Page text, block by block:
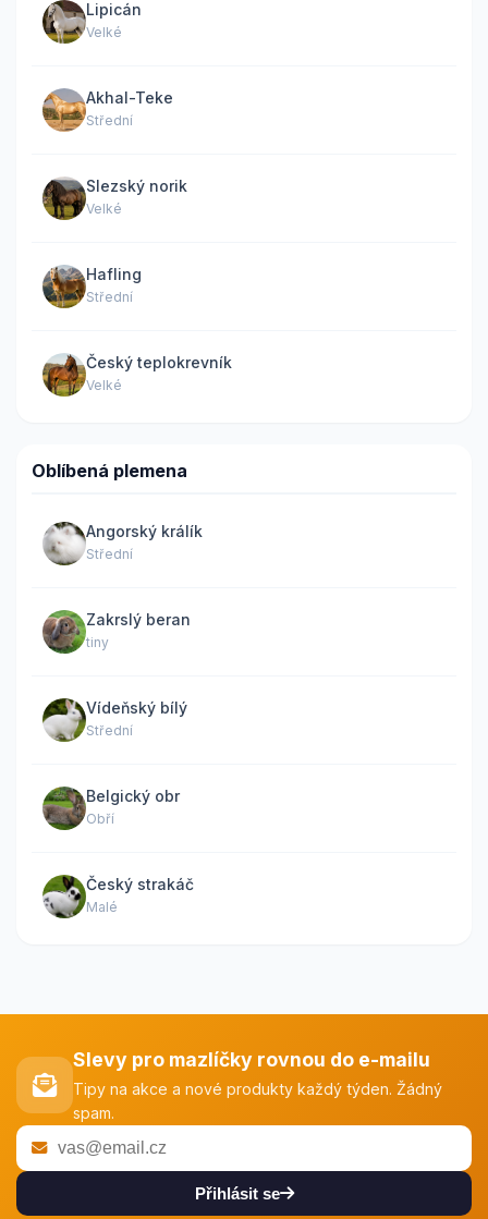
Lipicán
Velké
Akhal-Teke
Střední
Slezský norik
Velké
Hafling
Střední
Český teplokrevník
Velké
Oblíbená plemena
Angorský králík
Střední
Zakrslý beran
tiny
Vídeňský bílý
Střední
Belgický obr
Obří
Český strakáč
Malé
Slevy pro mazlíčky rovnou do e-mailu
Tipy na akce a nové produkty každý týden. Žádný
spam.
Přihlásit se